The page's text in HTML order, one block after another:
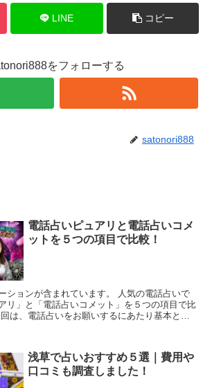
LINE コピー
をフォローする
satonori888
電話占いピュアリと電話占いコメ
ットを５つの項目で比較！
含まれています。 人気の電話占いで
リ」と「電話占いコメット」を５つの項目で比
浅草で占いおすすめ５選｜費用や
口コミも調査しました！